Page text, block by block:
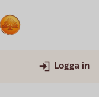
Logga in